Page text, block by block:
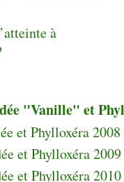
à
"Vanille" et
et Phylloxéra 2008
et Phylloxéra 2009
et Phylloxéra 2010